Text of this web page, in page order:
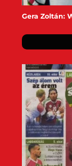
Gera Zoltán: